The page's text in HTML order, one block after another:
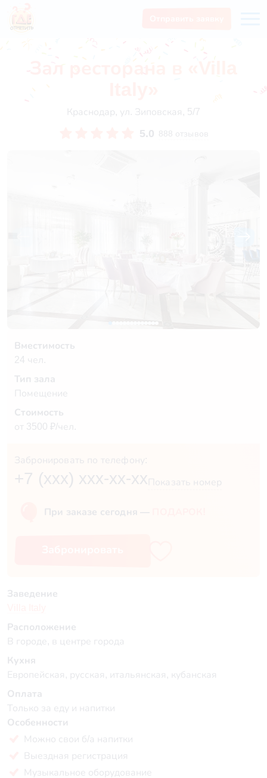
Зал ресторана в «Villa
Краснодар, ул. Зиповская, 5/7
5.0 888 отзывов
Вместимость
24 чел.
Тип зала
Помещение
Стоимость
от 3500 ₽/чел.
Забронировать по телефону:
+7 (xxx) xxx-xx-xx Показать номер
При заказе сегодня —
Заведение
Расположение
В городе, в центре города
Кухня
Европейская, русская, итальянская, кубанская
Оплата
Только за еду и напитки
Особенности
Можно свои б/а напитки
Выездная регистрация
Музыкальное оборудование